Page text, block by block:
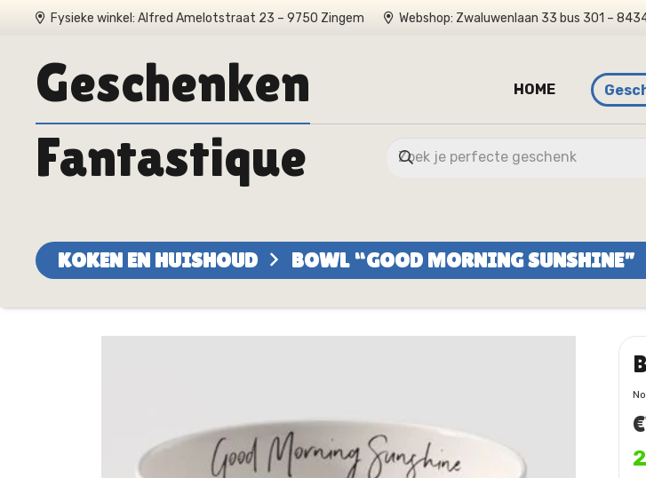
Fysieke winkel: Alfred Amelotstraat 23 – 9750 Zingem Webshop: Zwaluwenlaan 33 bus 301 –
Geschenken HOME
Fantastique
KOKEN EN HUISHOUD BOWL “GOOD MORNING SUNSHINE”
€